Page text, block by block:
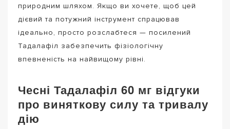
природним шляхом. Якщо ви хочете, щоб цей
дієвий та потужний інструмент спрацював
ідеально, просто розслабтеся — посилений
Тадалафіл забезпечить фізіологічну
впевненість на найвищому рівні.
Чесні Тадалафіл 60 мг відгуки
про виняткову силу та тривалу
дію